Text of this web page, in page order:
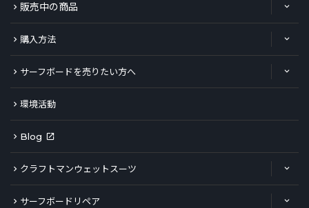
販売中の商品
購入方法
サーフボードを売りたい方へ
環境活動
Blog
クラフトマンウェットスーツ
サーフボードリペア